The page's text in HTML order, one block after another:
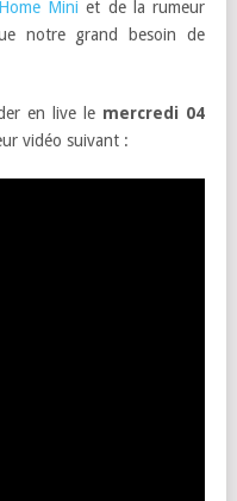
Mini et de la rumeur
notre grand besoin de
en live le mercredi 04
vidéo suivant :